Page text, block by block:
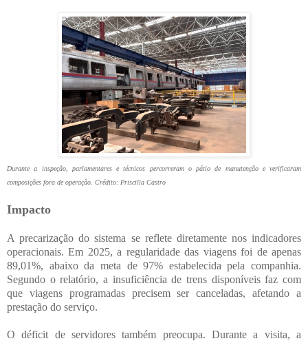
Durante a inspeção, parlamentares e técnicos percorreram o pátio de manutenção e verificaram
composições fora de operação. Crédito: Priscilla Castro
Impacto
A precarização do sistema se reflete diretamente nos indicadores
operacionais. Em 2025, a regularidade das viagens foi de apenas
89,01%, abaixo da meta de 97% estabelecida pela companhia.
Segundo o relatório, a insuficiência de trens disponíveis faz com
que viagens programadas precisem ser canceladas, afetando a
prestação do serviço.
O déficit de servidores também preocupa. Durante a visita, a